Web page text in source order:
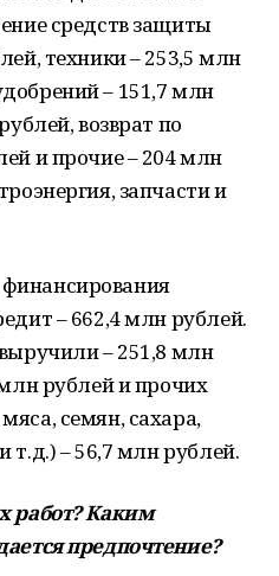
средств защиты
техники – 253,5 млн
– 151,7 млн
возврат по
и прочие – 204 млн
запчасти и
– 662,4 млн рублей.
– 251,8 млн
рублей и прочих
семян, сахара,
т.д.) – 56,7 млн рублей.
работ? Каким
предпочтение?